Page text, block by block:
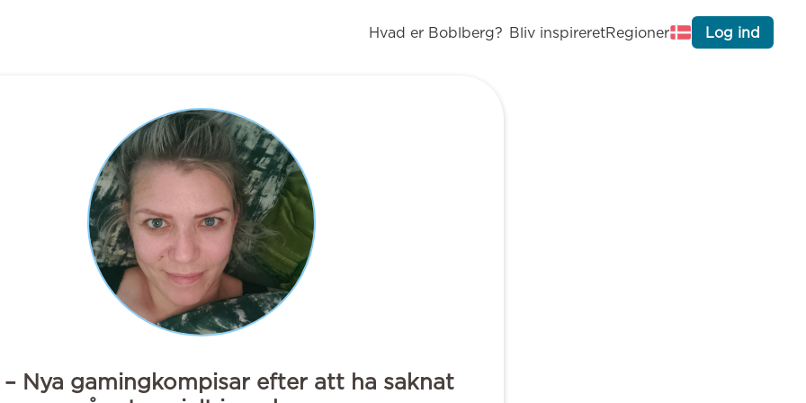
Hvad er Boblberg? Bliv inspireretRegioner Log ind
Nya gamingkompisar efter att ha saknat